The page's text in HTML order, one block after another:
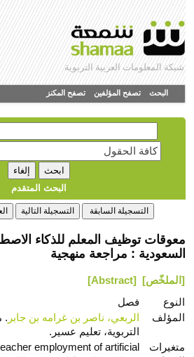
شبكة المعلومات العربية التربوية
البحث تصفح المؤلفين تصفح المكنز
البحث المتقدم
معوقات توظيف المعلم للذكاء
السعودية : مراجعة منهجية
[الملخّص] [Abstract]
النوع
فصل
المؤلف
الربعي، ناصر بن غرامه بن جابر .
التربوية، تعليم عسير.
متغيرات
employment of artificial